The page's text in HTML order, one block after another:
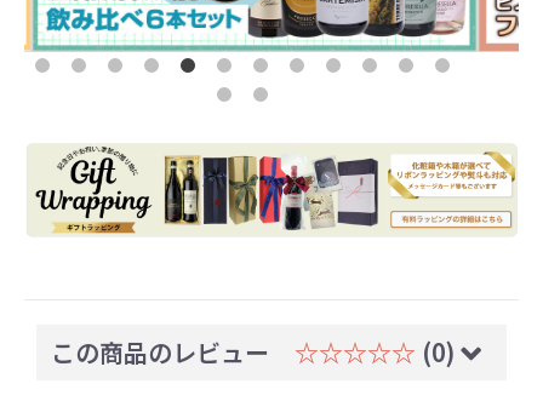
この商品のレビュー ☆☆☆☆☆ (0)